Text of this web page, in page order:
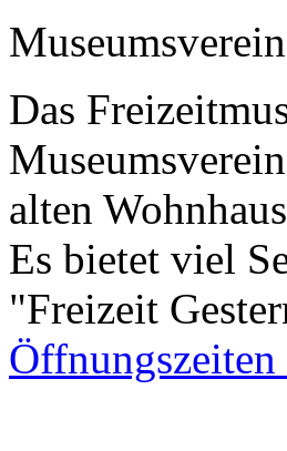
Das
alten
Es bietet viel
"Freizeit